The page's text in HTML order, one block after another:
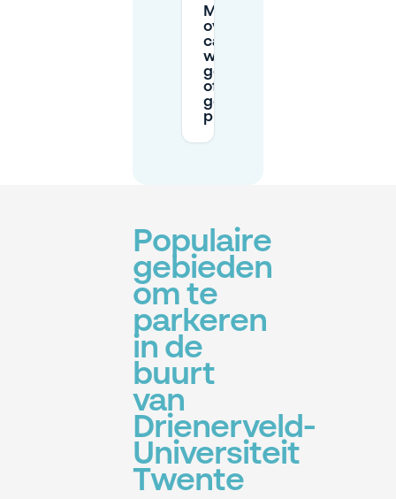
Mag er
overal op de
campus
worden
geparkeerd,
of alleen op
gemarkeerde
plaatsen?
Populaire
gebieden
om te
parkeren
in de
buurt
van
Drienerveld-
Universiteit
Twente